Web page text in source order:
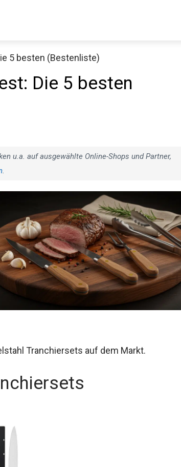
5 besten (Bestenliste)
Die 5 besten
u.a. auf ausgewählte Online-Shops und Partner,
.
Tranchiersets auf dem Markt.